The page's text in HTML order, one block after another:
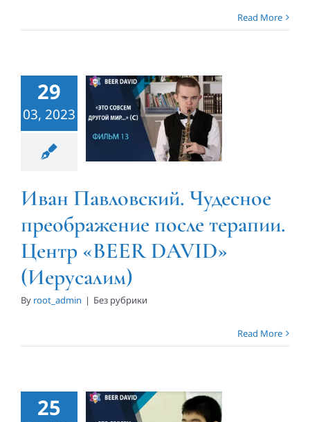
Read More
29
03, 2023
преображение
после
терапии.
Центр
DAVID»
(Иерусалим)
Иван Павловский. Чудесное
преображение после терапии.
Центр «BEER DAVID»
(Иерусалим)
By root_admin | Без рубрики
Read More
25
Абрамов
Удивительные
результаты